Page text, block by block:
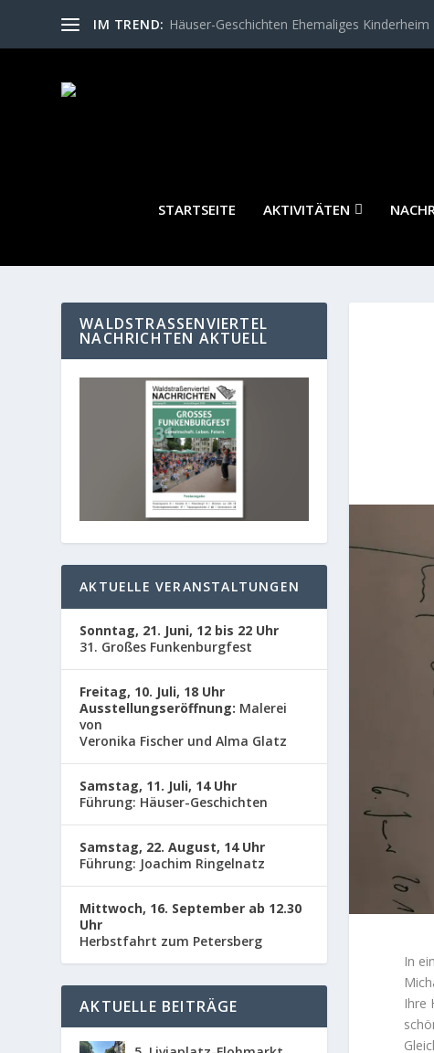
IM TREND: Häuser-Geschichten Ehemaliges Kinderheim
STARTSEITE AKTIVITÄTEN
In
Ihre
WALDSTRASSENVIERTEL N
ACHRICHTEN AKTUELL
AKTUELLE VERANSTALTUNGEN
Sonntag, 21. Juni, 12 bis 22 Uhr
31. Großes Funkenburgfest
Freitag, 10. Juli, 18 Uhr
Ausstellungseröffnung: Malerei
von
Veronika Fischer und Alma Glatz
Samstag, 11. Juli, 14 Uhr
Führung: Häuser-Geschichten
Samstag, 22. August, 14 Uhr
Führung: Joachim Ringelnatz
Mittwoch, 16. September ab 12.30
Uhr
Herbstfahrt zum Petersberg
AKTUELLE BEITRÄGE